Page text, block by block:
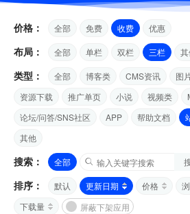
价格： 全部 免费 收费 优惠
布局： 全部 单栏 双栏 三栏
类型： 全部 博客类 CMS资讯 图
资源下载
推广单页 小说 视频类
论坛/问答/SNS社区
APP 帮助文档
其他
搜索： 全部
排序： 默认 更新日期 价格
下载量
屏蔽下架应用